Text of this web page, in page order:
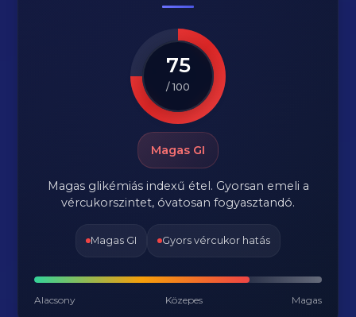
75
/ 100
Magas GI
Magas glikémiás indexű étel. Gyorsan emeli a
vércukorszintet, óvatosan fogyasztandó.
Magas GI Gyors vércukor hatás
Alacsony Közepes Magas